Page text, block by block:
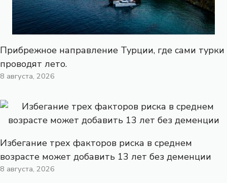
Прибрежное направление Турции, где сами турки
проводят лето.
8 августа, 2026
Избегание трех факторов риска в среднем
возрасте может добавить 13 лет без деменции
8 августа, 2026